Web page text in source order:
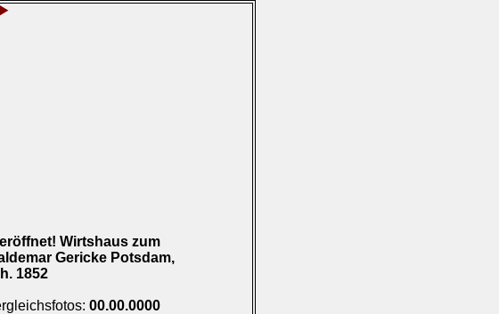
Wirtshaus zum
Gericke Potsdam,
1852
00.00.0000